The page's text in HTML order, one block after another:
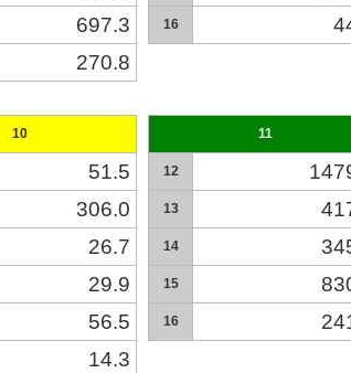
697.3
270.8
16
10
51.5
306.0
26.7
29.9
56.5
14.3
11
12
13
14
15
16